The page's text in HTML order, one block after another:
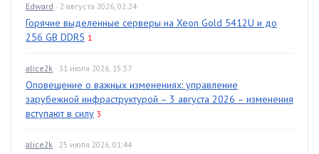
Edward · 2 августа 2026, 02:24
Горячие выделенные серверы на Xeon Gold 5412U и до
256 GB DDR5 1
alice2k · 31 июля 2026, 15:57
Оповещение о важных изменениях: управление
зарубежной инфраструктурой – 3 августа 2026 – изменения
вступают в силу 3
alice2k · 25 июля 2026, 01:44